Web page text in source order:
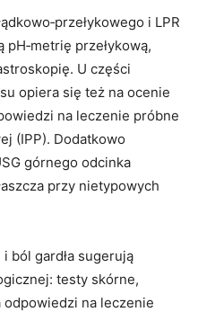
i LPR
przełykową,
U części
opiera się też na ocenie
na leczenie próbne
(IPP). Dodatkowo
górnego odcinka
przy nietypowych
ból gardła sugerują
testy skórne,
odpowiedzi na leczenie